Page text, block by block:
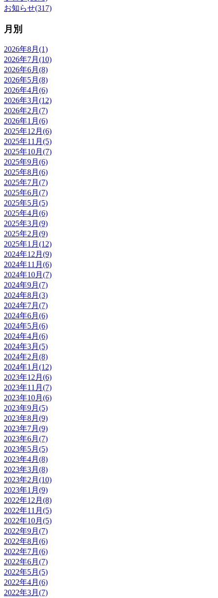
お知らせ(317)
月別
2026年8月(1)
2026年7月(10)
2026年6月(8)
2026年5月(8)
2026年4月(6)
2026年3月(12)
2026年2月(7)
2026年1月(6)
2025年12月(6)
2025年11月(5)
2025年10月(7)
2025年9月(6)
2025年8月(6)
2025年7月(7)
2025年6月(7)
2025年5月(5)
2025年4月(6)
2025年3月(9)
2025年2月(9)
2025年1月(12)
2024年12月(9)
2024年11月(6)
2024年10月(7)
2024年9月(7)
2024年8月(3)
2024年7月(7)
2024年6月(6)
2024年5月(6)
2024年4月(6)
2024年3月(5)
2024年2月(8)
2024年1月(12)
2023年12月(6)
2023年11月(7)
2023年10月(6)
2023年9月(5)
2023年8月(9)
2023年7月(9)
2023年6月(7)
2023年5月(5)
2023年4月(8)
2023年3月(8)
2023年2月(10)
2023年1月(9)
2022年12月(8)
2022年11月(5)
2022年10月(5)
2022年9月(7)
2022年8月(6)
2022年7月(6)
2022年6月(7)
2022年5月(5)
2022年4月(6)
2022年3月(7)